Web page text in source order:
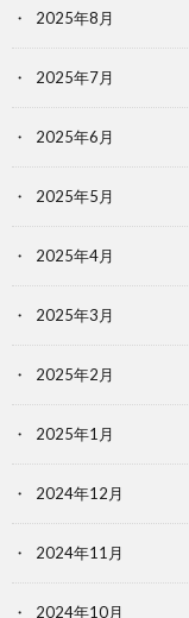
2025年8月
2025年7月
2025年6月
2025年5月
2025年4月
2025年3月
2025年2月
2025年1月
2024年12月
2024年11月
2024年10月